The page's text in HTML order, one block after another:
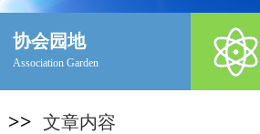
协会园地
Association Garden
>> 文章内容